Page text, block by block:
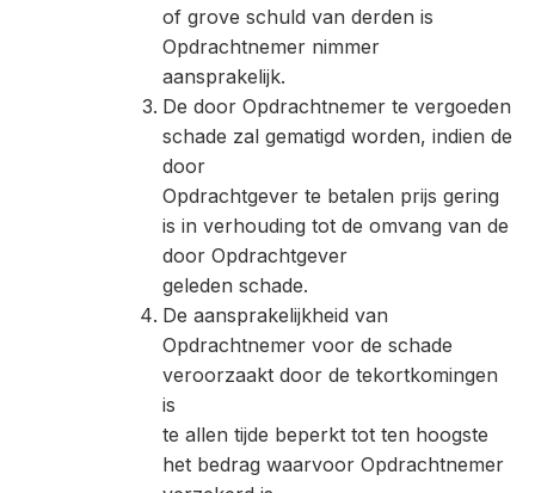
of grove schuld van derden is
Opdrachtnemer nimmer
aansprakelijk.
De door Opdrachtnemer te vergoeden
schade zal gematigd worden, indien de
door
Opdrachtgever te betalen prijs gering
is in verhouding tot de omvang van de
door Opdrachtgever
geleden schade.
De aansprakelijkheid van
Opdrachtnemer voor de schade
veroorzaakt door de tekortkomingen
is
te allen tijde beperkt tot ten hoogste
het bedrag waarvoor Opdrachtnemer